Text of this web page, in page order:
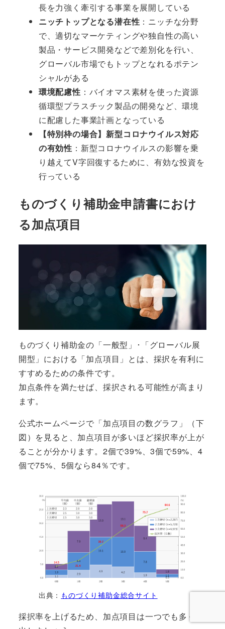
長を力強く牽引する事業を展開している
ニッチトップとなる潜在性 ：ニッチな分野
で、適切なマーケティングや独自性の高い
製品・サービス開発などで差別化を行い、
グローバル市場でもトップとなれるポテン
シャルがある
環境配慮性 ：バイオマス素材を使った資源
循環型プラスチック製品の開発など、環境
に配慮した事業計画となっている
【特別枠の場合】新型コロナウイルス対応
の有効性 ：新型コロナウイルスの影響を乗
り越えてV字回復するために、有効な投資を
行っている
ものづくり補助金申請書におけ
る加点項目
ものづくり補助金の「一般型」･「グローバル展
開型」における「加点項目」とは、採択を有利に
すすめるための条件です。
加点条件を満たせば、採択される可能性が高まり
ます。
公式ホームページで「加点項目の数グラフ」（下
図）を見ると、加点項目が多いほど採択率が上が
ることが分かります。2個で39%、3個で59%、4
個で75%、5個なら84％です。
出典： ものづくり補助金総合サイト
採択率を上げるため、加点項目は一つでも多く提